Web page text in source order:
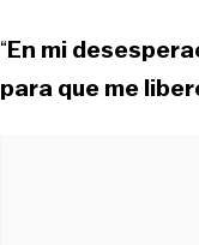
“En mi
para que me